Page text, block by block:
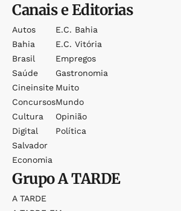
Canais e Editorias
Autos
Bahia
Brasil
Saúde
Cineinsite
Concursos
Cultura
Digital
Salvador
Economia
E.c. Bahia
E.c. Vitória
Empregos
Gastronomia
Muito
Mundo
Opinião
Política
GrupoA TARDE
A TARDE